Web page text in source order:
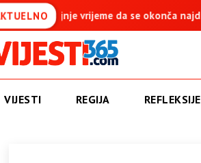
najdugovječniji protektorat u Evropi
VIJESTI REGIJA REFLEKSIJE